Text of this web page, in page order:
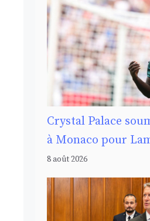
Crystal Palace
à Monaco pour
8 août 2026